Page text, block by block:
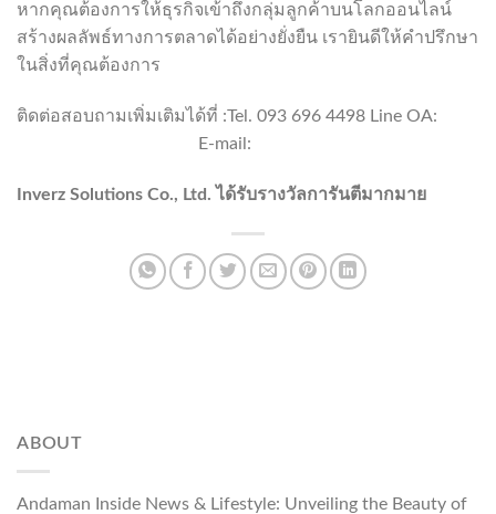
ABOUT
Andaman Inside News & Lifestyle: Unveiling the Beauty of
หากคุณต้องการให้ธุรกิจเข้าถึงกลุ่มลูกค้าบนโลกออนไลน์
สร้างผลลัพธ์ทางการตลาดได้อย่างยั่งยืน เรายินดีให้คำปรึกษา
ในสิ่งที่คุณต้องการ
ติดต่อสอบถามเพิ่มเติมได้ที่ :Tel. 093 696 4498 Line OA:
E-mail:
Inverz Solutions Co., Ltd. ได้รับรางวัลการันตีมากมาย